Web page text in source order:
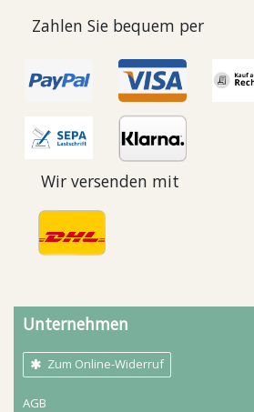
Zahlen Sie bequem per
Wir versenden mit
Unternehmen
Zum Online-Widerruf
AGB